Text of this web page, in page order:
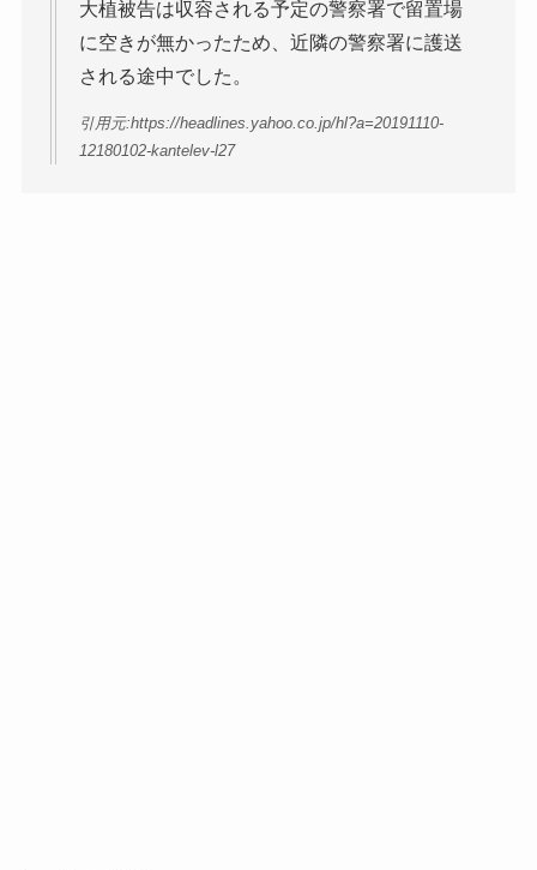
大植被告は収容される予定の警察署で留置場
に空きが無かったため、近隣の警察署に護送
される途中でした。
引用元:https://headlines.yahoo.co.jp/hl?a=20191110-
12180102-kantelev-l27